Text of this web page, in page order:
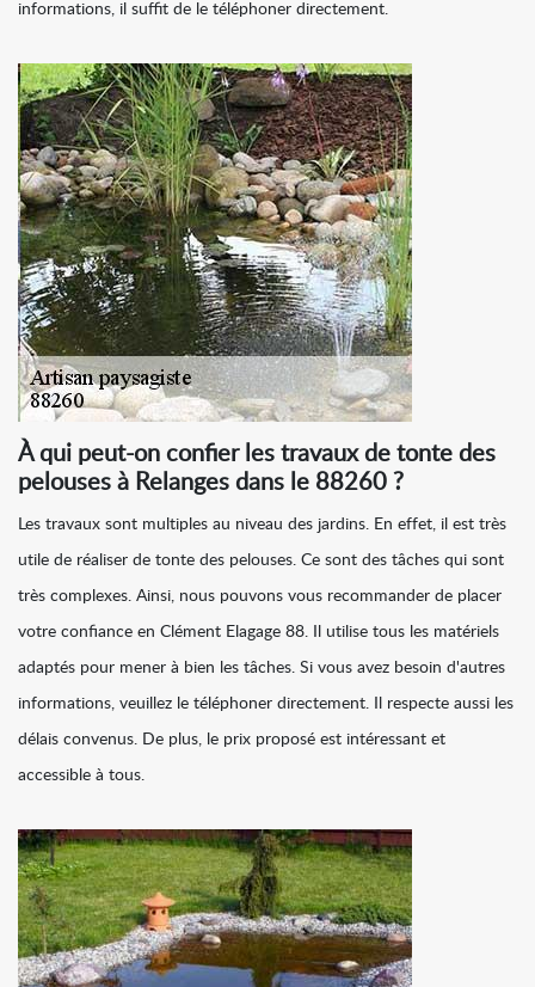
informations, il suffit de le téléphoner directement.
À qui peut-on confier les travaux de tonte des
pelouses à Relanges dans le 88260 ?
Les travaux sont multiples au niveau des jardins. En effet, il est très
utile de réaliser de tonte des pelouses. Ce sont des tâches qui sont
très complexes. Ainsi, nous pouvons vous recommander de placer
votre confiance en Clément Elagage 88. Il utilise tous les matériels
adaptés pour mener à bien les tâches. Si vous avez besoin d'autres
informations, veuillez le téléphoner directement. Il respecte aussi les
délais convenus. De plus, le prix proposé est intéressant et
accessible à tous.